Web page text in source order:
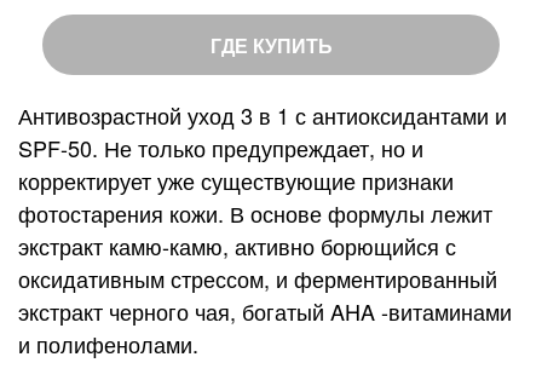
й
т
н
г
:
8
o
f
0
0
ГДЕ КУПИТЬ
Антивозрастной уход 3 в 1 с антиоксидантами и
SPF-50. Не только предупреждает, но и
корректирует уже существующие признаки
фотостарения кожи. В основе формулы лежит
экстракт камю-камю, активно борющийся с
оксидативным стрессом, и ферментированный
экстракт черного чая, богатый AHA -витаминами
и полифенолами.